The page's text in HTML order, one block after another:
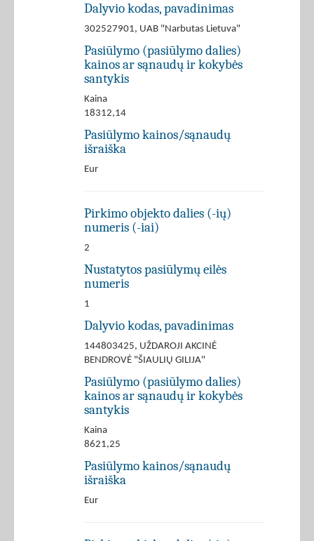
Dalyvio kodas, pavadinimas
302527901, UAB "Narbutas Lietuva"
Pasiūlymo (pasiūlymo dalies)
kainos ar sąnaudų ir kokybės
santykis
Kaina
18312,14
Pasiūlymo kainos/sąnaudų
išraiška
Eur
Pirkimo objekto dalies (-ių)
numeris (-iai)
2
Nustatytos pasiūlymų eilės
numeris
1
Dalyvio kodas, pavadinimas
144803425, UŽDAROJI AKCINĖ
BENDROVĖ "ŠIAULIŲ GILIJA"
Pasiūlymo (pasiūlymo dalies)
kainos ar sąnaudų ir kokybės
santykis
Kaina
8621,25
Pasiūlymo kainos/sąnaudų
išraiška
Eur